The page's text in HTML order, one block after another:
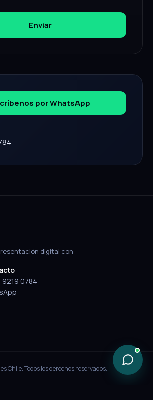
Enviar
por WhatsApp
digital con
9219 0784
Chile. Todos los derechos reservados.